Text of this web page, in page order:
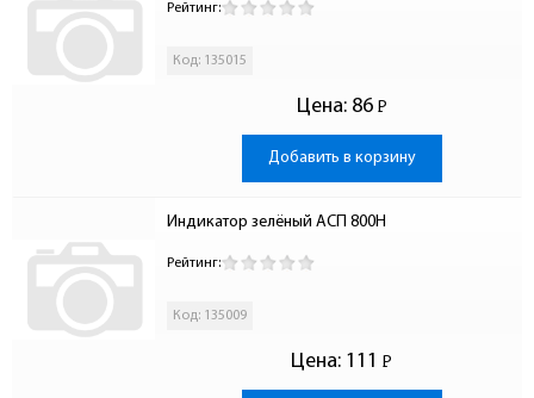
Рейтинг:
Код: 135015
Цена: 86 Р
-
Добавить в корзину
Индикатор зелёный АСП 800Н
Рейтинг:
Код: 135009
Цена: 111 Р
-